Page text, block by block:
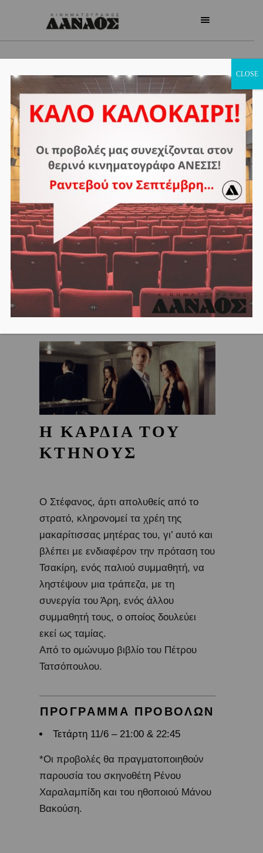
Η ΚΑΡΔΙΑ ΤΟΥ
ΚΤΗΝΟΥΣ
Ο Στέφανος, άρτι απολυθείς από το
στρατό, κληρονομεί τα χρέη της
μακαρίτισσας μητέρας του, γι’ αυτό και
βλέπει με ενδιαφέρον την πρόταση του
Τσακίρη, ενός παλιού συμμαθητή, να
ληστέψουν μια τράπεζα, με τη
συνεργία του Άρη, ενός άλλου
συμμαθητή τους, ο οποίος δουλεύει
εκεί ως ταμίας.
Από το ομώνυμο βιβλίο του Πέτρου
Τατσόπουλου.
ΠΡΟΓΡΑΜΜΑ ΠΡΟΒΟΛΩΝ
Τετάρτη 11/6 – 21:00 & 22:45
*Οι προβολές θα πραγματοποιηθούν
παρουσία του σκηνοθέτη Ρένου
Χαραλαμπίδη και του ηθοποιού Μάνου
Βακούση.
CLOSE